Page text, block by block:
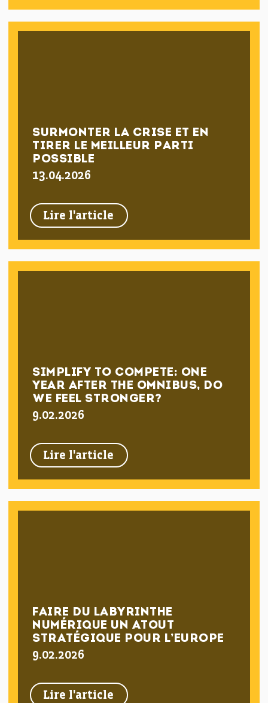
SURMONTER LA CRISE ET EN
TIRER LE MEILLEUR PARTI
POSSIBLE
Lire l'article
13.04.2026
SIMPLIFY TO COMPETE: ONE
YEAR AFTER THE OMNIBUS, DO
WE FEEL STRONGER?
Lire l'article
9.02.2026
FAIRE DU LABYRINTHE
NUMÉRIQUE UN ATOUT
STRATÉGIQUE POUR L’EUROPE
Lire l'article
9.02.2026